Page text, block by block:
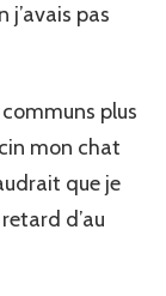
pas
plus
mon chat
que je
d’au